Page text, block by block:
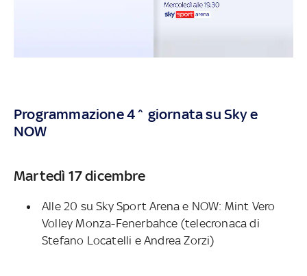
Programmazione 4^ giornata su Sky e
NOW
Martedì 17 dicembre
Alle 20 su Sky Sport Arena e NOW: Mint Vero
Volley Monza-Fenerbahce (telecronaca di
Stefano Locatelli e Andrea Zorzi)